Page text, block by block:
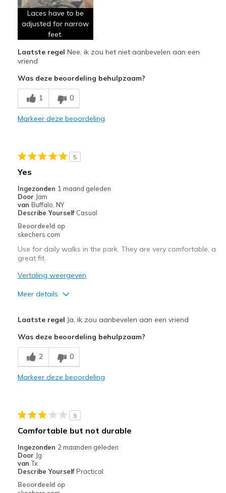
Comfortable
Minpunten
Laces not really adjustable
Casual Wear
Width
Sizing
Feels true to size
Laces have to be
adjusted for narrow
feet.
Laatste regel Nee, ik zou het niet aanbevelen aan een
vriend
Was deze beoordeling behulpzaam?
1 0
Markeer deze beoordeling
5
Yes
Ingezonden 1 maand geleden
Door Jam
van Buffalo, NY
Describe Yourself Casual
Beoordeeld op
skechers.com
Use for daily walks in the park. They are very comfortable, a
great fit.
Vertaling weergeven
Meer details
Breathe Well
Comfortable
Beste toepassingen
Width
Sizing
Feels true to size
View On Shoes
Laatste regel Ja, ik zou aanbevelen aan een vriend
Was deze beoordeling behulpzaam?
2 0
Markeer deze beoordeling
3
Comfortable but not durable
Ingezonden 2 maanden geleden
Door Jg
van Tx
Describe Yourself Practical
Beoordeeld op